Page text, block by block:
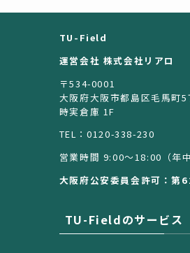
TU-Field
運営会社 株式会社リアロ
〒534-0001
大阪府大阪市都島区毛馬町
時実倉庫 1F
TEL：0120-338-230
営業時間 9:00〜18:00（年中
大阪府公安委員会許可：
TU-Fieldのサービス